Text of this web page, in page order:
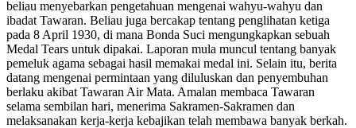
beliau menyebarkan pengetahuan mengenai wahyu-wahyu dan
ibadat Tawaran. Beliau juga bercakap tentang penglihatan ketiga
pada 8 April 1930, di mana Bonda Suci mengungkapkan sebuah
Medal Tears untuk dipakai. Laporan mula muncul tentang banyak
pemeluk agama sebagai hasil memakai medal ini. Selain itu, berita
datang mengenai permintaan yang diluluskan dan penyembuhan
berlaku akibat Tawaran Air Mata. Amalan membaca Tawaran
selama sembilan hari, menerima Sakramen-Sakramen dan
melaksanakan kerja-kerja kebajikan telah membawa banyak berkah.